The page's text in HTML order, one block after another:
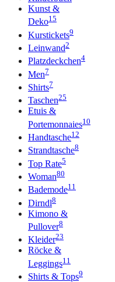
Kunst &
Deko15
Kurstickets9
Leinwand2
Platzdeckchen4
Men7
Shirts7
Taschen25
Etuis &
Portemonnaies10
Handtasche12
Strandtasche8
Top Rate5
Woman80
Bademode11
Dirndl8
Kimono &
Pullover8
Kleider23
Röcke &
Leggings11
Shirts & Tops9